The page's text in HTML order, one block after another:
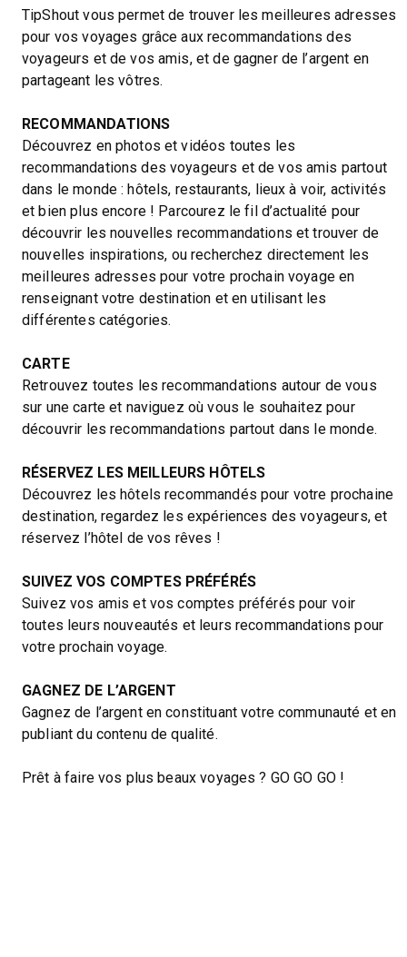
TipShout vous permet de trouver les meilleures adresses
pour vos voyages grâce aux recommandations des
voyageurs et de vos amis, et de gagner de l’argent en
partageant les vôtres.
RECOMMANDATIONS
Découvrez en photos et vidéos toutes les
recommandations des voyageurs et de vos amis partout
dans le monde : hôtels, restaurants, lieux à voir, activités
et bien plus encore ! Parcourez le fil d’actualité pour
découvrir les nouvelles recommandations et trouver de
nouvelles inspirations, ou recherchez directement les
meilleures adresses pour votre prochain voyage en
renseignant votre destination et en utilisant les
différentes catégories.
CARTE
Retrouvez toutes les recommandations autour de vous
sur une carte et naviguez où vous le souhaitez pour
découvrir les recommandations partout dans le monde.
RÉSERVEZ LES MEILLEURS HÔTELS
Découvrez les hôtels recommandés pour votre prochaine
destination, regardez les expériences des voyageurs, et
réservez l’hôtel de vos rêves !
SUIVEZ VOS COMPTES PRÉFÉRÉS
Suivez vos amis et vos comptes préférés pour voir
toutes leurs nouveautés et leurs recommandations pour
votre prochain voyage.
GAGNEZ DE L’ARGENT
Gagnez de l’argent en constituant votre communauté et en
publiant du contenu de qualité.
Prêt à faire vos plus beaux voyages ? GO GO GO !